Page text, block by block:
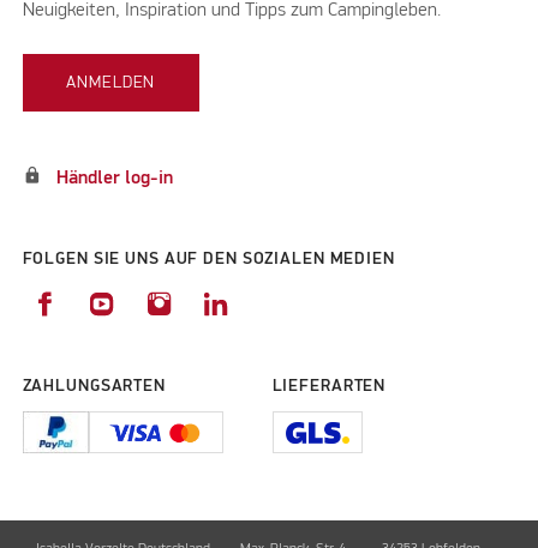
Neuigkeiten, Inspiration und Tipps zum Campingleben.
ANMELDEN
lock Händler log-in
FOLGEN SIE UNS AUF DEN SOZIALEN MEDIEN
ZAHLUNGSARTEN LIEFERARTEN